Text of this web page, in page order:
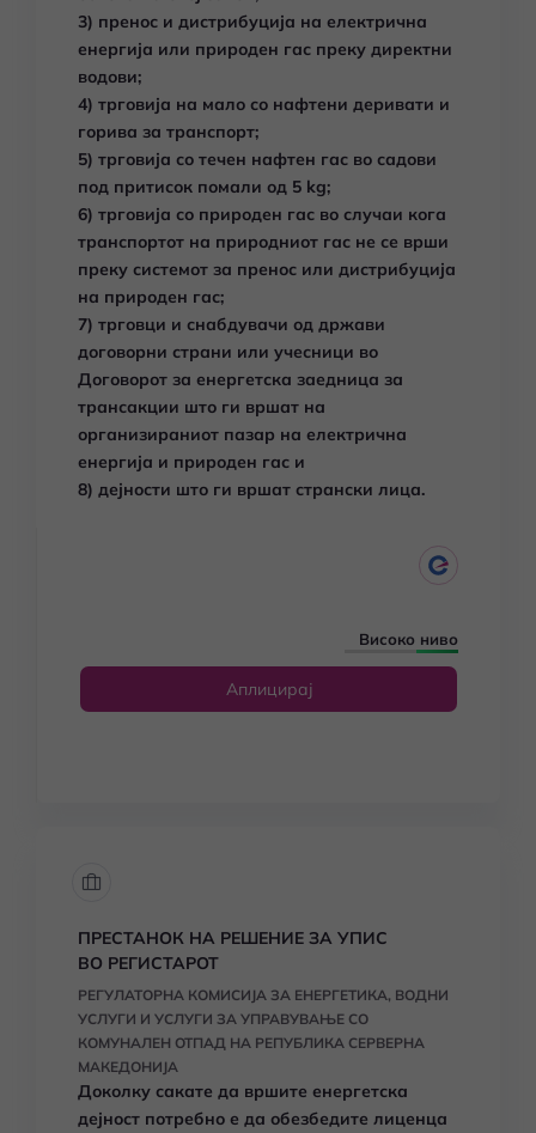
3) пренос и дистрибуција на електрична
енергија или природен гас преку директни
водови;
4) трговија на мало со нафтени деривати и
горива за транспорт;
5) трговија со течен нафтен гас во садови
под притисок помали од 5 kg;
6) трговија со природен гас во случаи кога
транспортот на природниот гас не се врши
преку системот за пренос или дистрибуција
на природен гас;
7) трговци и снабдувачи од држави
договорни страни или учесници во
Договорот за енергетска заедница за
трансакции што ги вршат на
организираниот пазар на електрична
енергија и природен гас и
8) дејности што ги вршат странски лица.
Високо ниво
Аплицирај
ПРЕСТАНОК НА РЕШЕНИЕ ЗА УПИС
ВО РЕГИСТАРОТ
РЕГУЛАТОРНА КОМИСИЈА ЗА ЕНЕРГЕТИКА, ВОДНИ
УСЛУГИ И УСЛУГИ ЗА УПРАВУВАЊЕ СО
КОМУНАЛЕН ОТПАД НА РЕПУБЛИКА СЕРВЕРНА
МАКЕДОНИЈА
Доколку сакате да вршите енергетска
дејност потребно е да обезбедите лиценца